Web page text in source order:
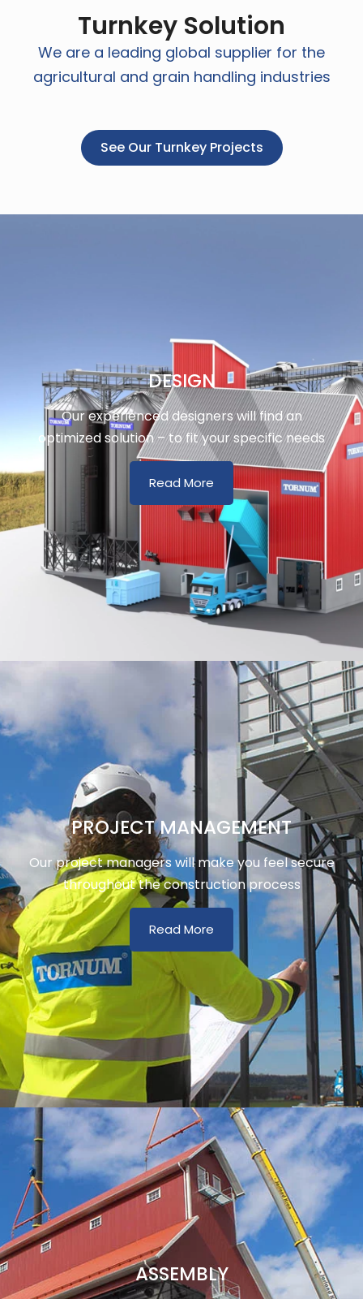
Turnkey Solution
We are a leading global supplier for the
agricultural and grain handling industries
See Our Turnkey Projects
DESIGN
Our experienced designers will find an
optimized solution – to fit your specific needs
Read More
PROJECT MANAGEMENT
Our project managers will make you feel secure
throughout the construction process
Read More
ASSEMBLY